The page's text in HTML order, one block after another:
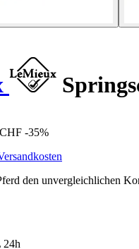
-35%
den unvergleichlichen
24h